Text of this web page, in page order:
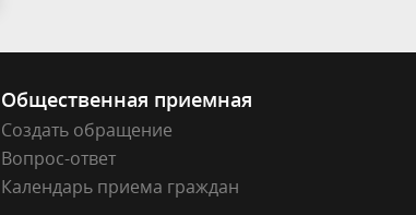
Общественная приемная
Создать обращение
Вопрос-ответ
Календарь приема граждан